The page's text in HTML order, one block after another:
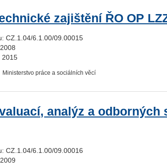
zajištění ŘO OP
CZ.1.04/6.1.00/09.00015
2015
Ministerstvo práce a sociálních věcí
analýz a odborných
CZ.1.04/6.1.00/09.00016